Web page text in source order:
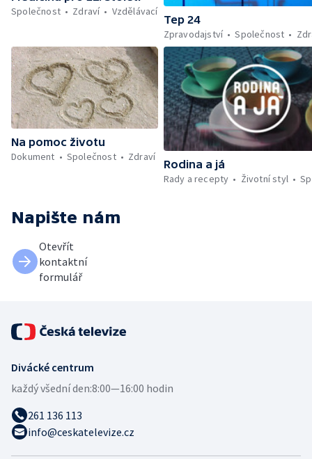
Společnost
Zdraví Vzdělávací
Tep 24
Zpravodajství
Společnost
Na pomoc životu
Dokument
Společnost Zdraví
Rodina a já
Rady a recepty
Životní styl
Napište nám
Otevřít
kontaktní
formulář
Divácké centrum
každý všední den:8:00—16:00 hodin
261 136 113
info@ceskatelevize.cz